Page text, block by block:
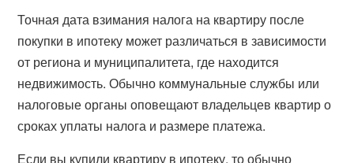
Точная дата взимания налога на квартиру после
покупки в ипотеку может различаться в зависимости
от региона и муниципалитета, где находится
недвижимость. Обычно коммунальные службы или
налоговые органы оповещают владельцев квартир о
сроках уплаты налога и размере платежа.
Если вы купили квартиру в ипотеку, то обычно